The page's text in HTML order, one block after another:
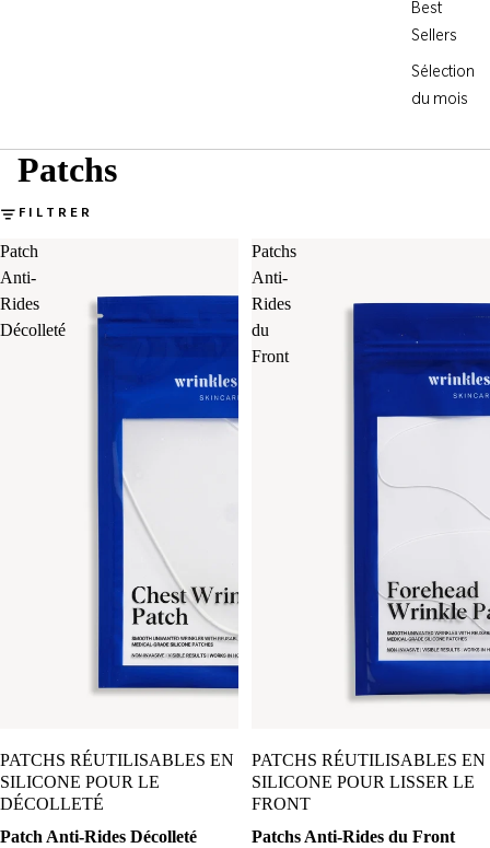
Best
Sellers
Sélection
du mois
Patchs
FILTRER
Patch
Anti-
Rides
Décolleté
PATCHS RÉUTILISABLES EN
SILICONE POUR LE
DÉCOLLETÉ
Patch Anti-Rides Décolleté
Patchs
Anti-
Rides
du
Front
PATCHS RÉUTILISABLES EN
SILICONE POUR LISSER LE
FRONT
Patchs Anti-Rides du Front